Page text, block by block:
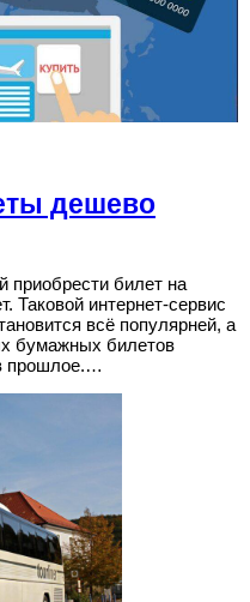
дешево
приобрести билет на
Таковой интернет-сервис
всё популярней, а
бумажных билетов
прошлое.…